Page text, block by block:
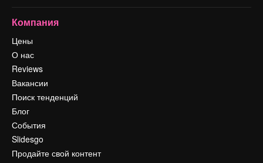
Компания
Цены
О нас
Reviews
Вакансии
Поиск тенденций
Блог
События
Slidesgo
Продайте свой контент